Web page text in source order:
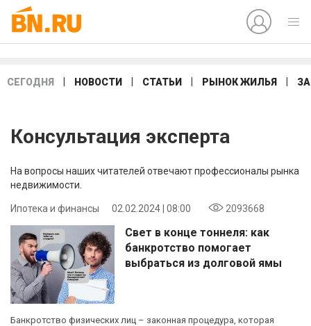
СЕГОДНЯ НОВОСТИ СТАТЬИ РЫНОК ЖИЛЬЯ
Консультация эксперта
На вопросы наших читателей отвечают профессионалы рынка
недвижимости.
Ипотека и финансы 02.02.2024 | 08:00 2093668
Свет в конце тоннеля: как
банкротство помогает
выбраться из долговой ямы
Банкротство физических лиц – законная процедура, которая